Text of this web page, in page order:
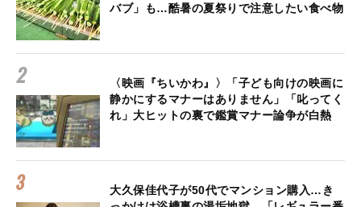
バブ」も…酷暑の夏祭りで注意したい食べ物
〈映画『ちいかわ』〉「子ども向けの映画に
静かにするマナーはありません」「叱ってく
れ」大ヒットの裏で鑑賞マナー論争が白熱
大久保佳代子が50代でマンション購入…き